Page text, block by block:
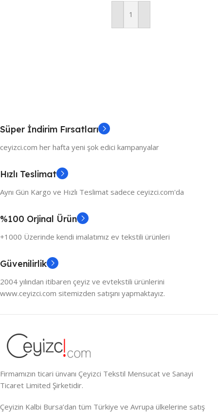
Sepete Ekle
Süper İndirim Fırsatları
ceyizci.com her hafta yeni şok edici kampanyalar
Hızlı Teslimat
Aynı Gün Kargo ve Hızlı Teslimat sadece ceyizci.com'da
%100 Orjinal Ürün
+1000 Üzerinde kendi imalatımız ev tekstili ürünleri
Güvenilirlik
2004 yılından itibaren çeyiz ve evtekstili ürünlerini
www.ceyizci.com sitemizden satışını yapmaktayız.
Firmamızın ticari ünvanı Çeyizci Tekstil Mensucat ve Sanayi
Ticaret Limited Şirketidir.
Çeyizin Kalbi Bursa’dan tüm Türkiye ve Avrupa ülkelerine satış